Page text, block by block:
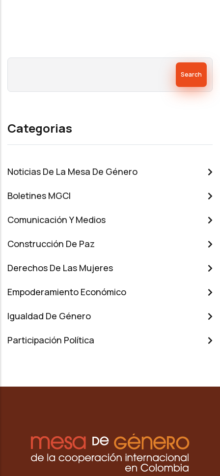
Categorias
Noticias De La Mesa De Género
Boletines MGCI
Comunicación Y Medios
Construcción De Paz
Derechos De Las Mujeres
Empoderamiento Económico
Igualdad De Género
Participación Política